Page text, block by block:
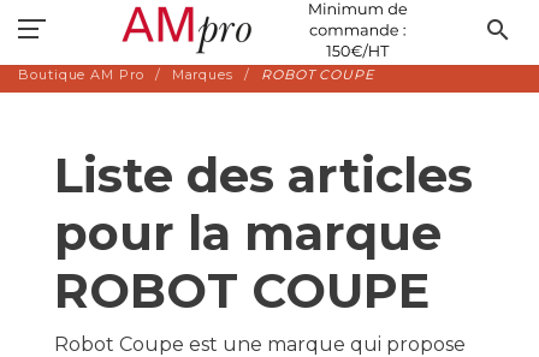
search
Boutique AM Pro Marques ROBOT COUPE
Liste des articles
pour la marque
ROBOT COUPE
Robot Coupe est une marque qui propose